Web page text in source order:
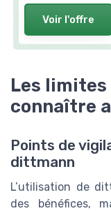
Voir l'offre
Les
connaître
Points de
dittmann
L’utilisation de
des bénéfices,